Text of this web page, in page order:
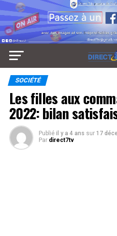
SOCIÉTÉ
Les filles aux
2022: bilan
Publié il y a 4 ans sur 17
Par direct7tv